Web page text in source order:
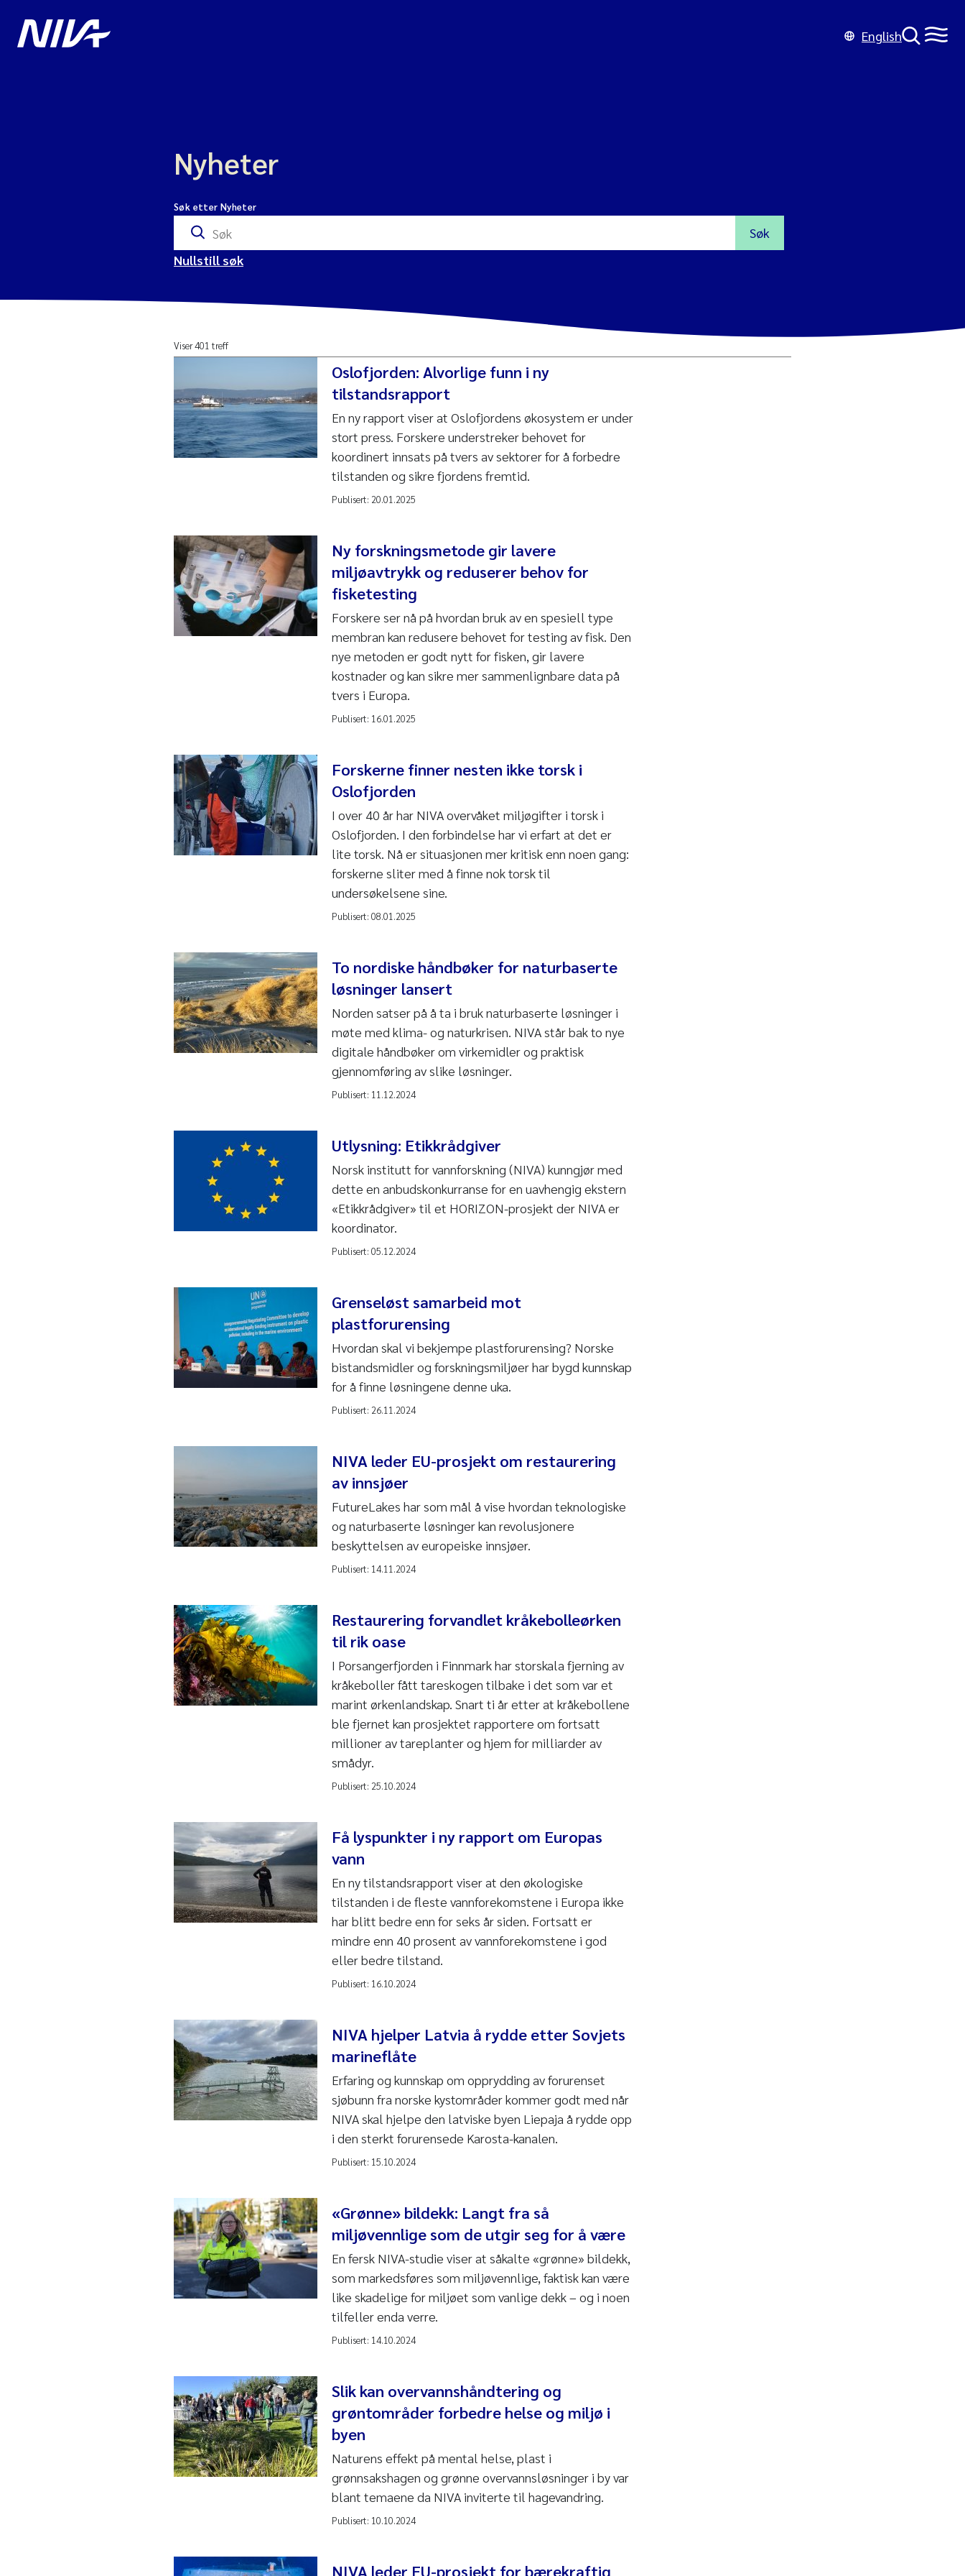
English
Nyheter
Søk etter Nyheter
Søk
Nullstill søk
Viser 401 treff
Oslofjorden: Alvorlige funn i ny
tilstandsrapport
En ny rapport viser at Oslofjordens økosystem er under
stort press. Forskere understreker behovet for
koordinert innsats på tvers av sektorer for å forbedre
tilstanden og sikre fjordens fremtid.
Publisert: 20.01.2025
Ny forskningsmetode gir lavere
miljøavtrykk og reduserer behov for
fisketesting
Forskere ser nå på hvordan bruk av en spesiell type
membran kan redusere behovet for testing av fisk. Den
nye metoden er godt nytt for fisken, gir lavere
kostnader og kan sikre mer sammenlignbare data på
tvers i Europa.
Publisert: 16.01.2025
Forskerne finner nesten ikke torsk i
Oslofjorden
I over 40 år har NIVA overvåket miljøgifter i torsk i
Oslofjorden. I den forbindelse har vi erfart at det er
lite torsk. Nå er situasjonen mer kritisk enn noen gang:
forskerne sliter med å finne nok torsk til
undersøkelsene sine.
Publisert: 08.01.2025
To nordiske håndbøker for naturbaserte
løsninger lansert
Norden satser på å ta i bruk naturbaserte løsninger i
møte med klima- og naturkrisen. NIVA står bak to nye
digitale håndbøker om virkemidler og praktisk
gjennomføring av slike løsninger.
Publisert: 11.12.2024
Utlysning: Etikkrådgiver
Norsk institutt for vannforskning (NIVA) kunngjør med
dette en anbudskonkurranse for en uavhengig ekstern
«Etikkrådgiver» til et HORIZON-prosjekt der NIVA er
koordinator.
Publisert: 05.12.2024
Grenseløst samarbeid mot
plastforurensing
Hvordan skal vi bekjempe plastforurensing? Norske
bistandsmidler og forskningsmiljøer har bygd kunnskap
for å finne løsningene denne uka.
Publisert: 26.11.2024
NIVA leder EU-prosjekt om restaurering
av innsjøer
FutureLakes har som mål å vise hvordan teknologiske
og naturbaserte løsninger kan revolusjonere
beskyttelsen av europeiske innsjøer.
Publisert: 14.11.2024
Restaurering forvandlet kråkebolleørken
til rik oase
I Porsangerfjorden i Finnmark har storskala fjerning av
kråkeboller fått tareskogen tilbake i det som var et
marint ørkenlandskap. Snart ti år etter at kråkebollene
ble fjernet kan prosjektet rapportere om fortsatt
millioner av tareplanter og hjem for milliarder av
smådyr.
Publisert: 25.10.2024
Få lyspunkter i ny rapport om Europas
vann
En ny tilstandsrapport viser at den økologiske
tilstanden i de fleste vannforekomstene i Europa ikke
har blitt bedre enn for seks år siden. Fortsatt er
mindre enn 40 prosent av vannforekomstene i god
eller bedre tilstand.
Publisert: 16.10.2024
NIVA hjelper Latvia å rydde etter Sovjets
marineflåte
Erfaring og kunnskap om opprydding av forurenset
sjøbunn fra norske kystområder kommer godt med når
NIVA skal hjelpe den latviske byen Liepaja å rydde opp
i den sterkt forurensede Karosta-kanalen.
Publisert: 15.10.2024
«Grønne» bildekk: Langt fra så
miljøvennlige som de utgir seg for å være
En fersk NIVA-studie viser at såkalte «grønne» bildekk,
som markedsføres som miljøvennlige, faktisk kan være
like skadelige for miljøet som vanlige dekk – og i noen
tilfeller enda verre.
Publisert: 14.10.2024
Slik kan overvannshåndtering og
grøntområder forbedre helse og miljø i
byen
Naturens effekt på mental helse, plast i
grønnsakshagen og grønne overvannsløsninger i by var
blant temaene da NIVA inviterte til hagevandring.
Publisert: 10.10.2024
NIVA leder EU-prosjekt for bærekraftig